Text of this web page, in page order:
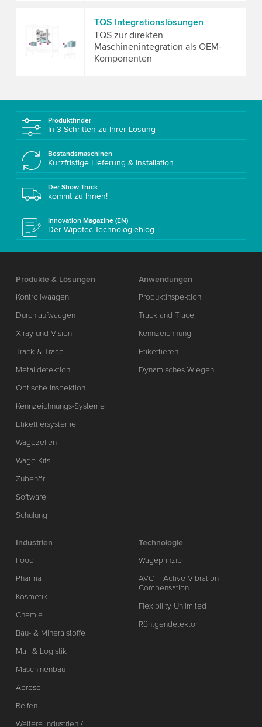
TQS Integrationslösungen
TQS zur direkten
Maschinenintegration als OEM-
Komponenten
Produktfinder
In 3 Schritten zu Ihrer Lösung
Bestandsmaschinen
Kurzfristige Lieferung & Installation
Der Show Truck
kommt zu Ihnen!
Innovation Magazine (EN)
Der Wipotec-Technologieblog
Produkte & Lösungen
Kontrollwaagen
Durchlaufwaagen
X-ray und Vision
Track & Trace
Metalldetektion
Optische Inspektion
Kennzeichnungs-Systeme
Etikettiersysteme
Wägezellen
Wäge-Kits
Zubehör
Software
Schulung
Anwendungen
Produktinspektion
Track and Trace
Kennzeichnung
Etikettieren
Dynamisches Wiegen
Industrien
Food
Pharma
Kosmetik
Chemie
Bau- & Mineralstoffe
Mail & Logistik
Maschinenbau
Aerosol
Reifen
Weitere Industrien /
Technologie
Wägeprinzip
AVC – Active Vibration
Compensation
Flexibility Unlimited
Röntgendetektor